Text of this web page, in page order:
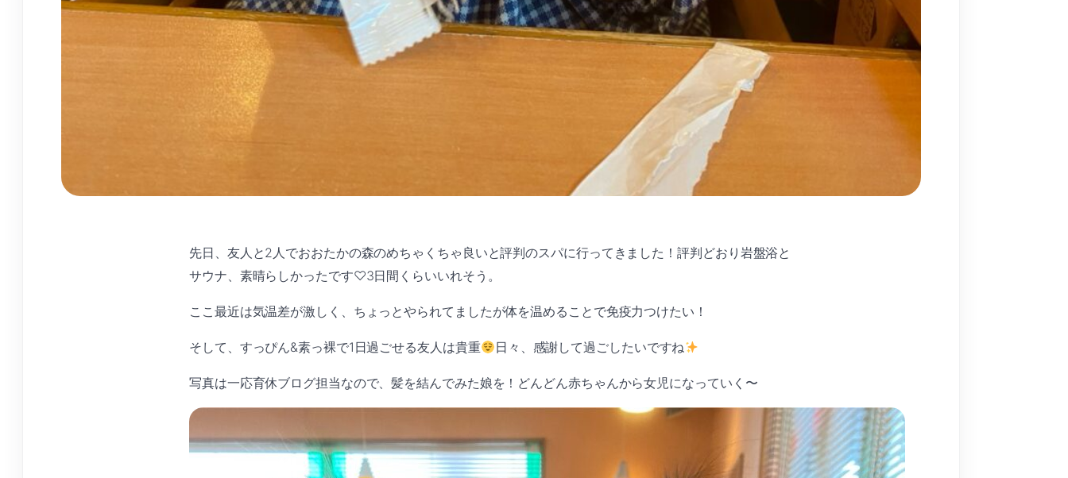
先日、友人と2人でおおたかの森のめちゃくちゃ良いと評判のスパに行ってきました！評判どおり岩盤浴と
サウナ、素晴らしかったです♡3日間くらいいれそう。
ここ最近は気温差が激しく、ちょっとやられてましたが体を温めることで免疫力つけたい！
そして、すっぴん&素っ裸で1日過ごせる友人は貴重 日々、感謝して過ごしたいですね
写真は一応育休ブログ担当なので、髪を結んでみた娘を！どんどん赤ちゃんから女児になっていく〜